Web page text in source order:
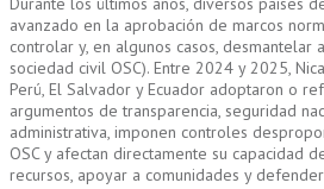
avanzado en la aprobación de marcos
controlar y, en algunos casos, desmantelar
sociedad civil OSC). Entre 2024 y 2025,
Perú, El Salvador y Ecuador adoptaron o
argumentos de transparencia, seguridad
administrativa, imponen controles
OSC y afectan directamente su capacidad
recursos, apoyar a comunidades y